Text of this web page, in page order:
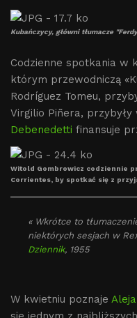
Kubańczycy, główni tłumacze
Codzienne spotkania w
którym przewodniczą
Rodríguez Tomeu,
Virgilio Piñera, przybyły
Debenedetti finansuje
Witold Gombrowicz codziennie
Corrientes, by spotkać się z
« Wkrótce to
niektórych sesjach w
Dziennik, 1955
W kwietniu poznaje